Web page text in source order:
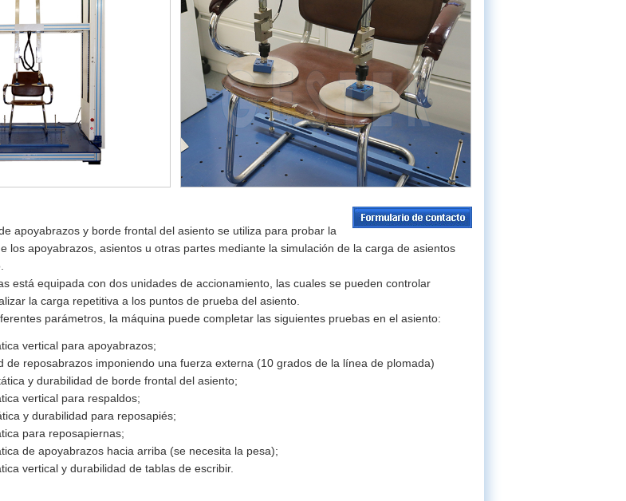
apoyabrazos y borde frontal del asiento se utiliza para probar la
los apoyabrazos, asientos u otras partes mediante la simulación de la carga de asientos
está equipada con dos unidades de accionamiento, las cuales se pueden controlar
la carga repetitiva a los puntos de prueba del asiento.
parámetros, la máquina puede completar las siguientes pruebas en el asiento:
vertical para apoyabrazos;
de reposabrazos imponiendo una fuerza externa (10 grados de la línea de plomada)
y durabilidad de borde frontal del asiento;
vertical para respaldos;
y durabilidad para reposapiés;
para reposapiernas;
de apoyabrazos hacia arriba (se necesita la pesa);
vertical y durabilidad de tablas de escribir.